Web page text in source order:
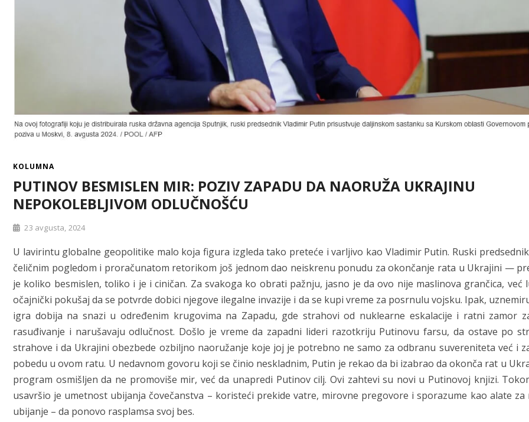
KOLUMNA
PUTINOV BESMISLEN MIR: POZIV ZAPADU DA NAORUŽA UKRAJINU
NEPOKOLEBLJIVOM ODLUČNOŠĆU
23 avgusta, 2024
U lavirintu globalne geopolitike malo koja figura izgleda tako preteće i varljivo kao Vladimir Putin. Ruski
čeličnim pogledom i proračunatom retorikom još jednom dao neiskrenu ponudu za okončanje rata u Ukrajini —
je koliko besmislen, toliko i je i ciničan. Za svakoga ko obrati pažnju, jasno je da ovo nije maslinova grančica, već
očajnički pokušaj da se potvrde dobici njegove ilegalne invazije i da se kupi vreme za posrnulu vojsku. Ipak,
igra dobija na snazi u određenim krugovima na Zapadu, gde strahovi od nuklearne eskalacije i ratni zamor
rasuđivanje i narušavaju odlučnost. Došlo je vreme da zapadni lideri razotkriju Putinovu farsu, da ostave po
strahove i da Ukrajini obezbede ozbiljno naoružanje koje joj je potrebno ne samo za odbranu suvereniteta već i
pobedu u ovom ratu. U nedavnom govoru koji se činio neskladnim, Putin je rekao da bi izabrao da okonča rat u
program osmišljen da ne promoviše mir, već da unapredi Putinov cilj. Ovi zahtevi su novi u Putinovoj knjizi.
usavršio je umetnost ubijanja čovečanstva – koristeći prekide vatre, mirovne pregovore i sporazume kao alate
ubijanje – da ponovo rasplamsa svoj bes.